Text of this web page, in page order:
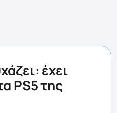
έχει
PS5 της